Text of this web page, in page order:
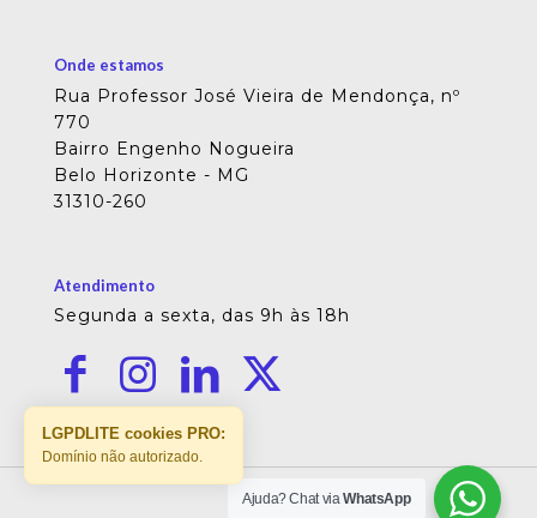
Onde estamos
Rua Professor José Vieira de Mendonça, nº
770
Bairro Engenho Nogueira
Belo Horizonte - MG
31310-260
Atendimento
Segunda a sexta, das 9h às 18h
Ajuda? Chat viaWhatsApp
LGPDLITE cookies PRO:
Domínio não autorizado.